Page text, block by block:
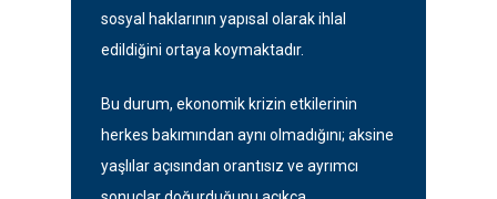
sosyal haklarının yapısal olarak ihlal
edildiğini ortaya koymaktadır.
Bu durum, ekonomik krizin etkilerinin
herkes bakımından aynı olmadığını; aksine
yaşlılar açısından orantısız ve ayrımcı